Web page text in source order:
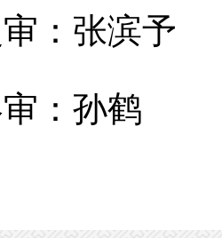
：张滨予
：孙鹤